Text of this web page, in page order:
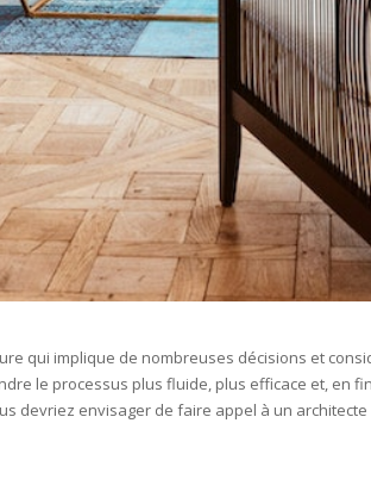
qui implique de nombreuses décisions et
le processus plus fluide, plus efficace et, en
devriez envisager de faire appel à un